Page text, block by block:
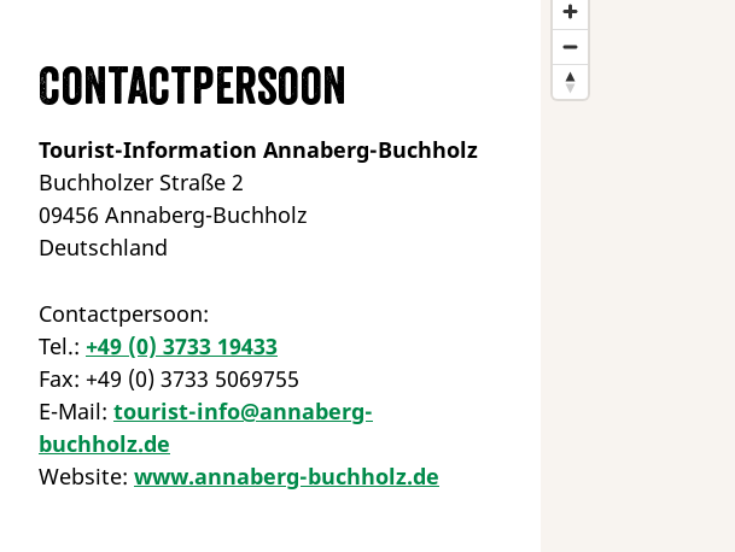
Contactpersoon
Tourist-Information Annaberg-Buchholz
Buchholzer Straße 2
09456 Annaberg-Buchholz
Deutschland
Contactpersoon:
Tel.: +49 (0) 3733 19433
Fax: +49 (0) 3733 5069755
E-Mail: tourist-info@annaberg-
buchholz.de
Website: www.annaberg-buchholz.de